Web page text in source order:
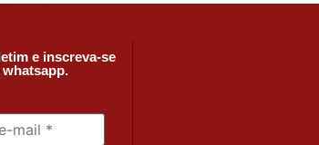
e inscreva-se